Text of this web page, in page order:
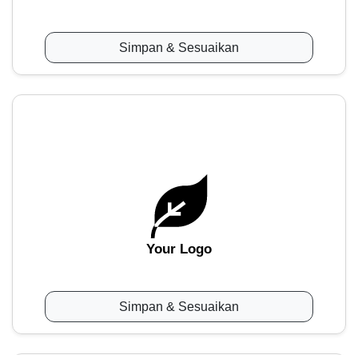
Simpan & Sesuaikan
Your Logo
Simpan & Sesuaikan